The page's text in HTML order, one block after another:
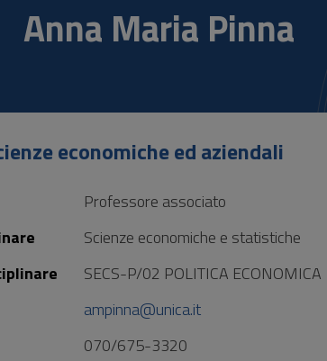
Anna Maria Pinna
economiche ed aziendali
Professore associato
Scienze economiche e statistiche
SECS-P/02 POLITICA ECONOMICA
ampinna@unica.it
070/675-3320